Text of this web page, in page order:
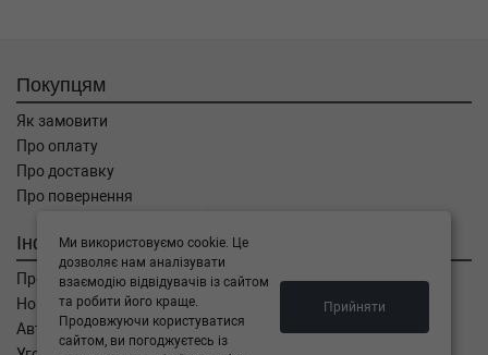
Покупцям
Як замовити
Про оплату
Про доставку
Про повернення
Інформація
Про компанію
Новини
Автоблог
Ми використовуємо cookie. Це
дозволяє нам аналізувати
взаємодію відвідувачів із сайтом
та робити його краще.
Продовжуючи користуватися
сайтом, ви погоджуєтесь із
Прийняти